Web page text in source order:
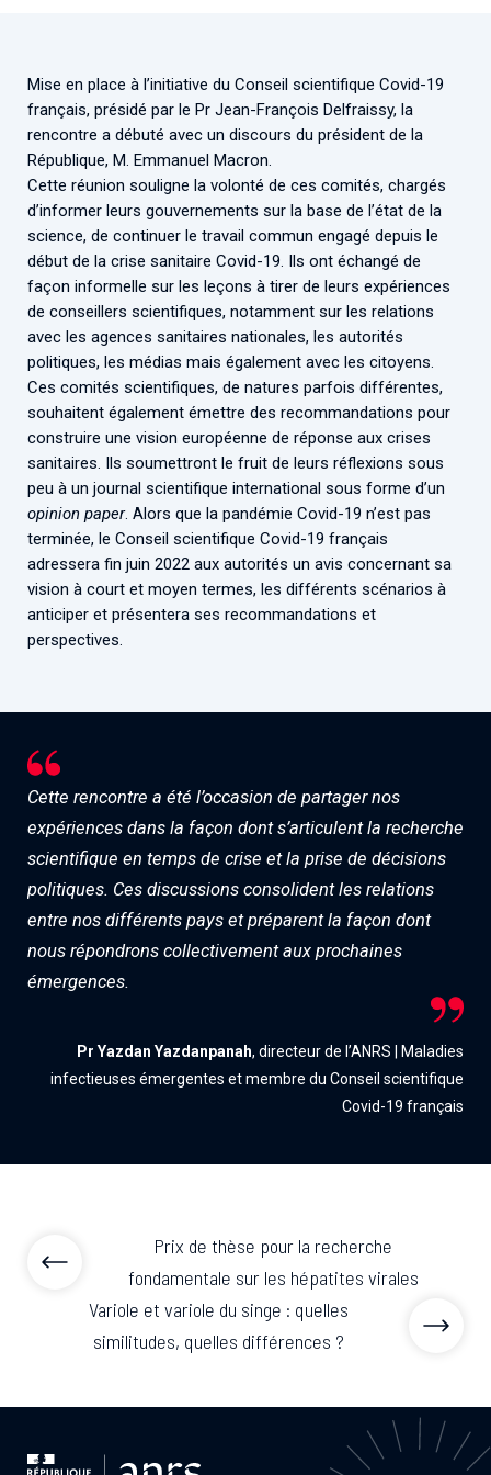
Retrouvez toutes les cellules Émergence, actives ou
inactives.
Mise en place à l’initiative du Conseil scientifique Covid-19
français, présidé par le Pr Jean-François Delfraissy, la
rencontre a débuté avec un discours du président de la
République, M. Emmanuel Macron.
Cette réunion souligne la volonté de ces comités, chargés
d’informer leurs gouvernements sur la base de l’état de la
science, de continuer le travail commun engagé depuis le
début de la crise sanitaire Covid-19. Ils ont échangé de
façon informelle sur les leçons à tirer de leurs expériences
de conseillers scientifiques, notamment sur les relations
avec les agences sanitaires nationales, les autorités
politiques, les médias mais également avec les citoyens.
Ces comités scientifiques, de natures parfois différentes,
souhaitent également émettre des recommandations pour
construire une vision européenne de réponse aux crises
sanitaires. Ils soumettront le fruit de leurs réflexions sous
peu à un journal scientifique international sous forme d’un
opinion paper. Alors que la pandémie Covid-19 n’est pas
terminée, le Conseil scientifique Covid-19 français
adressera fin juin 2022 aux autorités un avis concernant sa
vision à court et moyen termes, les différents scénarios à
anticiper et présentera ses recommandations et
perspectives.
Cette rencontre a été l’occasion de partager nos
expériences dans la façon dont s’articulent la recherche
scientifique en temps de crise et la prise de décisions
politiques. Ces discussions consolident les relations
entre nos différents pays et préparent la façon dont
nous répondrons collectivement aux prochaines
émergences.
Pr Yazdan Yazdanpanah, directeur de l’ANRS | Maladies
infectieuses émergentes et membre du Conseil scientifique
Covid-19 français
Prix de thèse pour la recherche
fondamentale sur les hépatites virales
Variole et variole du singe : quelles
similitudes, quelles différences ?